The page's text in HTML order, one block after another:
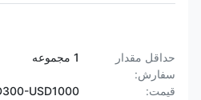
حداقل مقدار
سفارش:
1 مجموعه
قیمت:
USD1000